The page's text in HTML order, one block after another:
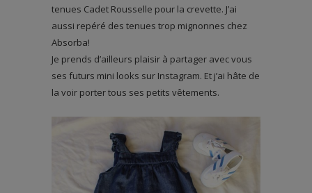
tenues Cadet Rousselle pour la crevette. J’ai
aussi repéré des tenues trop mignonnes chez
Absorba!
Je prends d’ailleurs plaisir à partager avec vous
ses futurs mini looks sur Instagram. Et j’ai hâte de
la voir porter tous ses petits vêtements.